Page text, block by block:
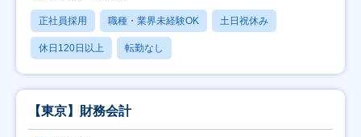
正社員採用 職種・業界未経験OK 土日祝休み
休日120日以上 転勤なし
【東京】財務会計